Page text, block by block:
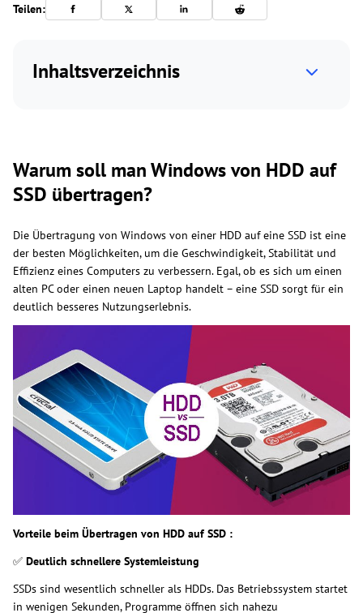
Teilen:
Inhaltsverzeichnis
Warum soll man Windows von HDD auf
SSD übertragen?
Die Übertragung von Windows von einer HDD auf eine SSD ist eine
der besten Möglichkeiten, um die Geschwindigkeit, Stabilität und
Effizienz eines Computers zu verbessern. Egal, ob es sich um einen
alten PC oder einen neuen Laptop handelt – eine SSD sorgt für ein
deutlich besseres Nutzungserlebnis.
Vorteile beim Übertragen von HDD auf SSD :
✅ Deutlich schnellere Systemleistung
SSDs sind wesentlich schneller als HDDs. Das Betriebssystem startet
in wenigen Sekunden, Programme öffnen sich nahezu